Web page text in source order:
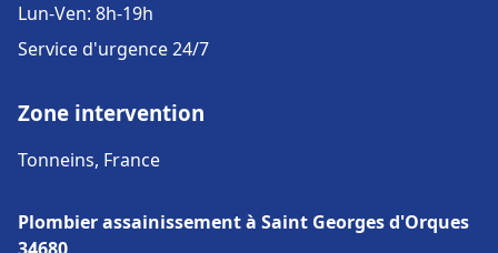
Lun-Ven: 8h-19h
Service d'urgence 24/7
Zone intervention
Tonneins, France
Plombier assainissement à Saint Georges d'Orques